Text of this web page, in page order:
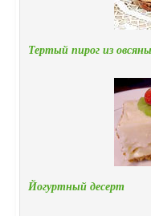
Тертый пирог из
Йогуртный десерт